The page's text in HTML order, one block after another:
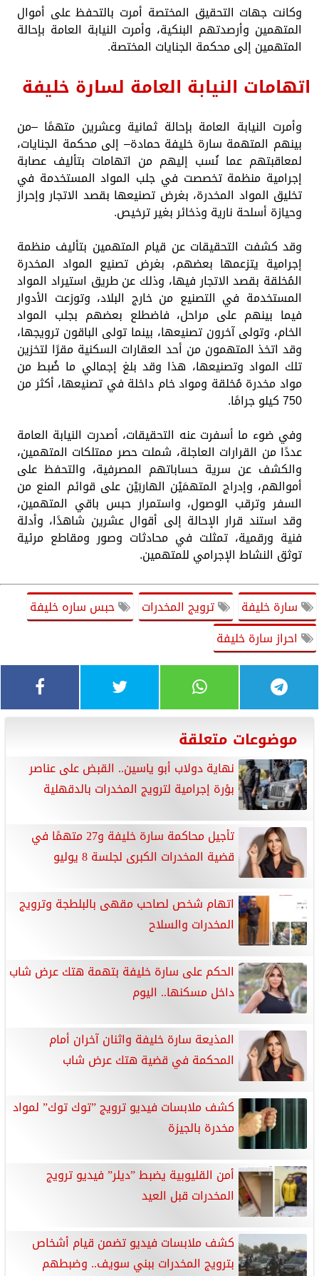
وكانت جهات التحقيق المختصة أمرت بالتحفظ على أموال
المتهمين وأرصدتهم البنكية، وأمرت النيابة العامة بإحالة
المتهمين إلى محكمة الجنايات المختصة.
اتهامات النيابة العامة لسارة خليفة
وأمرت النيابة العامة بإحالة ثمانية وعشرين متهمًا –من
بينهم المتهمة سارة خليفة حمادة– إلى محكمة الجنايات،
لمعاقبتهم عما نُسب إليهم من اتهامات بتأليف عصابة
إجرامية منظمة تخصصت في جلب المواد المستخدمة في
تخليق المواد المخدرة، بغرض تصنيعها بقصد الاتجار وإحراز
وحيازة أسلحة نارية وذخائر بغير ترخيص.
وقد كشفت التحقيقات عن قيام المتهمين بتأليف منظمة
إجرامية يتزعمها بعضهم، بغرض تصنيع المواد المخدرة
المُخلقة بقصد الاتجار فيها، وذلك عن طريق استيراد المواد
المستخدمة في التصنيع من خارج البلاد، وتوزعت الأدوار
فيما بينهم على مراحل، فاضطلع بعضهم بجلب المواد
الخام، وتولى آخرون تصنيعها، بينما تولى الباقون ترويجها،
وقد اتخذ المتهمون من أحد العقارات السكنية مقرًا لتخزين
تلك المواد وتصنيعها، هذا وقد بلغ إجمالي ما ضُبط من
مواد مخدرة مُخلقة ومواد خام داخلة في تصنيعها، أكثر من
750 كيلو جرامًا.
وفي ضوء ما أسفرت عنه التحقيقات، أصدرت النيابة العامة
عددًا من القرارات العاجلة، شملت حصر ممتلكات المتهمين،
والكشف عن سرية حساباتهم المصرفية، والتحفظ على
أموالهم، وإدراج المتهمَيْن الهاربَيْن على قوائم المنع من
السفر وترقب الوصول، واستمرار حبس باقي المتهمين،
وقد استند قرار الإحالة إلى أقوال عشرين شاهدًا، وأدلة
فنية ورقمية، تمثلت في محادثات وصور ومقاطع مرئية
توثق النشاط الإجرامي للمتهمين.
سارة خليفة ترويج المخدرات
حبس ساره خليفة
احراز سارة خليفة
موضوعات متعلقة
نهاية دولاب أبو ياسين.. القبض على عناصر
بؤرة إجرامية لترويج المخدرات بالدقهلية
تأجيل محاكمة سارة خليفة و27 متهمًا في
قضية المخدرات الكبرى لجلسة 8 يوليو
اتهام شخص لصاحب مقهى بالبلطجة وترويج
المخدرات والسلاح
الحكم على سارة خليفة بتهمة هتك عرض شاب
داخل مسكنها.. اليوم
المذيعة سارة خليفة واثنان آخران أمام
المحكمة في قضية هتك عرض شاب
كشف ملابسات فيديو ترويج ”توك توك” لمواد
مخدرة بالجيزة
أمن القليوبية يضبط ”ديلر” فيديو ترويج
المخدرات قبل العيد
كشف ملابسات فيديو تضمن قيام أشخاص
بترويج المخدرات ببني سويف.. وضبطهم